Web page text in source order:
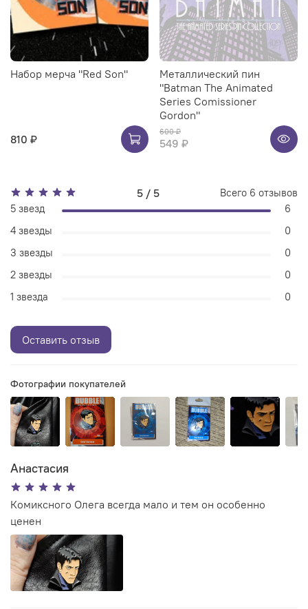
Набор мерча "Red Son"
810 ₽
Металлический пин
"Batman The Animated
Series Comissioner
Gordon"
600 ₽
549 ₽
Фотографии покупателей
Анастасия
Комиксного Олега всегда мало и тем он особенно
ценен
5 / 5 Всего 6 отзывов
5 звезд
6
4 звезды
0
3 звезды
0
2 звезды
0
1 звезда
0
Оставить отзыв